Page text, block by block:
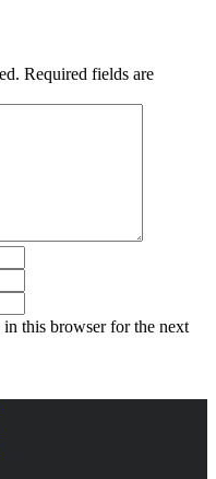
Required fields are
in this browser for the next